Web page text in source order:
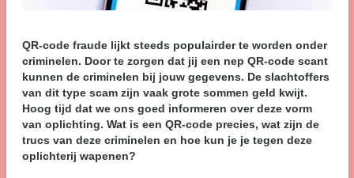
QR-code fraude lijkt steeds populairder te worden onder
criminelen. Door te zorgen dat jij een nep QR-code scant
kunnen de criminelen bij jouw gegevens. De slachtoffers
van dit type scam zijn vaak grote sommen geld kwijt.
Hoog tijd dat we ons goed informeren over deze vorm
van oplichting. Wat is een QR-code precies, wat zijn de
trucs van deze criminelen en hoe kun je je tegen deze
oplichterij wapenen?